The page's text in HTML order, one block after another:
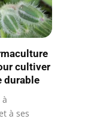
cultiver
durable
à
à ses